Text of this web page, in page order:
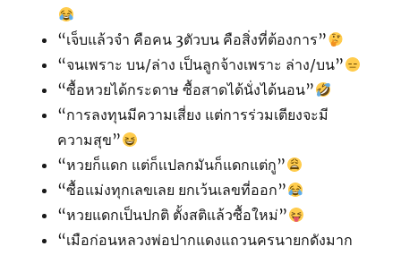
“เจ็บแล้วจำ คือคน 3ตัวบน คือสิ่งที่ต้องการ”
“จนเพราะ บน/ล่าง เป็นลูกจ้างเพราะ ล่าง/บน”
“ซื้อหวยได้กระดาษ ซื้อสาดได้นั่งได้นอน”
“การลงทุนมีความเสี่ยง แต่การร่วมเตียงจะมี
ความสุข”
“หวยก็แดก แต่ก็เเปลกมันก็แดกแต่กู”
“ซื้อแม่งทุกเลขเลย ยกเว้นเลขที่ออก”
“หวยแดกเป็นปกติ ตั้งสติแล้วซื้อใหม่”
“เมือก่อนหลวงพ่อปากแดงแถวนครนายกดังมาก